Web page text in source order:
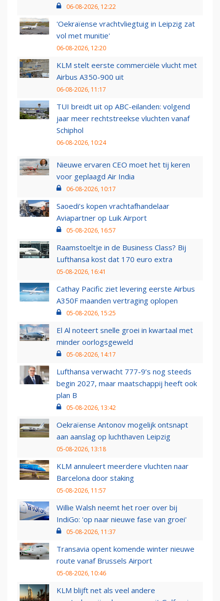
06-08-2026, 12:22
'Oekraïense vrachtvliegtuig in Leipzig zat
vol met munitie'
06-08-2026, 12:20
KLM stelt eerste commerciële vlucht met
Airbus A350-900 uit
06-08-2026, 11:17
TUI breidt uit op ABC-eilanden: volgend
jaar meer rechtstreekse vluchten vanaf
Schiphol
06-08-2026, 10:24
Nieuwe ervaren CEO moet het tij keren
voor geplaagd Air India
06-08-2026, 10:17
Saoedi’s kopen vrachtafhandelaar
Aviapartner op Luik Airport
05-08-2026, 16:57
Raamstoeltje in de Business Class? Bij
Lufthansa kost dat 170 euro extra
05-08-2026, 16:41
Cathay Pacific ziet levering eerste Airbus
A350F maanden vertraging oplopen
05-08-2026, 15:25
El Al noteert snelle groei in kwartaal met
minder oorlogsgeweld
05-08-2026, 14:17
Lufthansa verwacht 777-9’s nog steeds
begin 2027, maar maatschappij heeft ook
plan B
05-08-2026, 13:42
Oekraïense Antonov mogelijk ontsnapt
aan aanslag op luchthaven Leipzig
05-08-2026, 13:18
KLM annuleert meerdere vluchten naar
Barcelona door staking
05-08-2026, 11:57
Willie Walsh neemt het roer over bij
IndiGo: 'op naar nieuwe fase van groei'
05-08-2026, 11:37
Transavia opent komende winter nieuwe
route vanaf Brussels Airport
05-08-2026, 10:46
KLM blijft net als veel andere